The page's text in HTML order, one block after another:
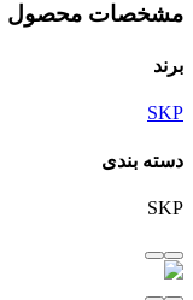
مشخصات محصول
برند
SKP
دسته بندی
SKP